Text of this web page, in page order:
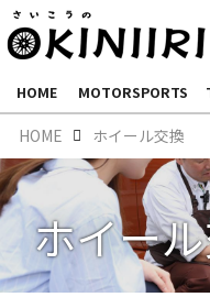
HOME MOTORSPORTS
HOME ホイール交換
ホイー